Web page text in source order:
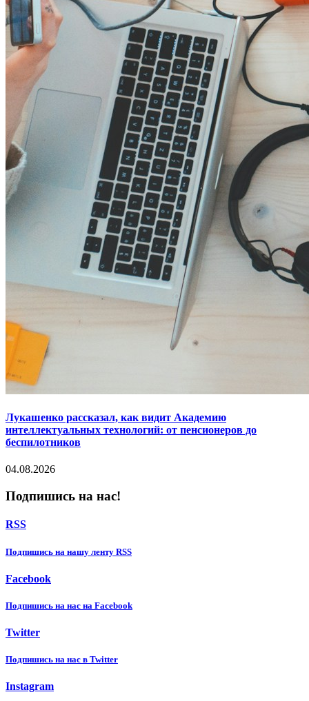
Лукашенко рассказал, как видит Академию
интеллектуальных технологий: от пенсионеров до
беспилотников
04.08.2026
Подпишись на нас!
RSS
Подпишиcь на нашу ленту RSS
Facebook
Подпишиcь на нас на Facebook
Twitter
Подпишиcь на нас в Twitter
Instagram